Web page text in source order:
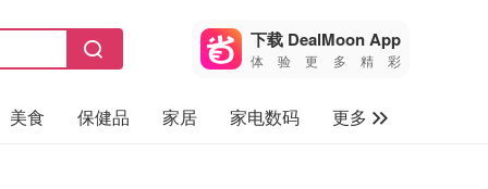
🇺🇸
🇨🇳 中国
🇨🇦加拿大
下载 DealMoon App
体验更多精彩
美食 保健品 家居 家电数码
更多